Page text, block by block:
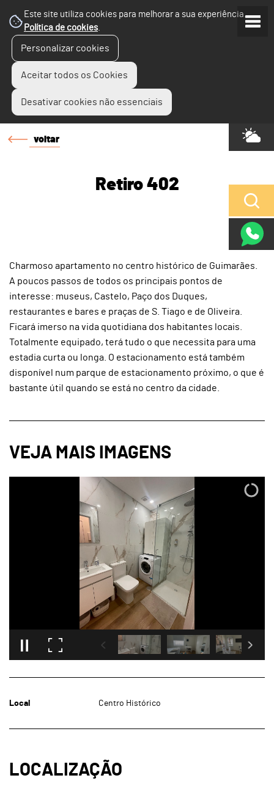
Este site utiliza cookies para melhorar a sua experiência.
Política de cookies.
Personalizar cookies
Aceitar todos os Cookies
Desativar cookies não essenciais
voltar
Retiro 402
Charmoso apartamento no centro histórico de Guimarães.
A poucos passos de todos os principais pontos de
interesse: museus, Castelo, Paço dos Duques,
restaurantes e bares e praças de S. Tiago e de Oliveira.
Ficará imerso na vida quotidiana dos habitantes locais.
Totalmente equipado, terá tudo o que necessita para uma
estadia curta ou longa. O estacionamento está também
disponível num parque de estacionamento próximo, o que é
bastante útil quando se está no centro da cidade.
Local Centro Histórico